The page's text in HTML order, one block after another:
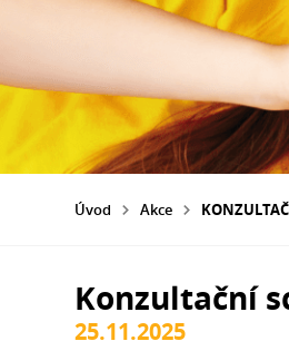
Úvod Akce
Konzultační
25.11.2025